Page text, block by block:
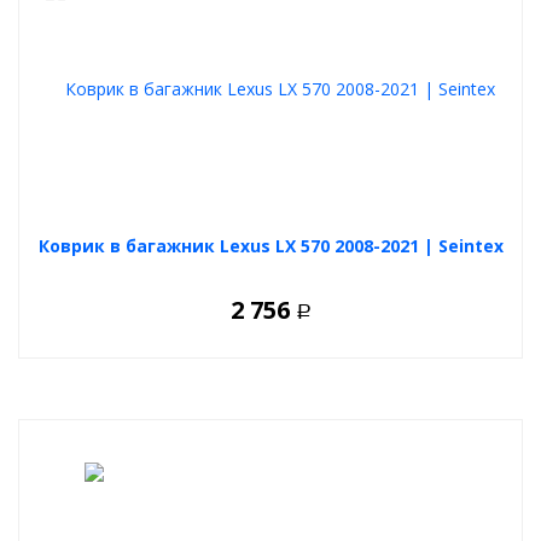
Коврик в багажник Lexus LX 570 2008-2021 | Seintex
2 756 Р